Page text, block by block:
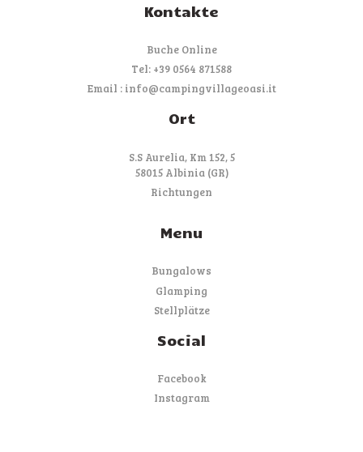
Kontakte
Buche Online
Tel: +39 0564 871588
Email : info@campingvillageoasi.it
Ort
S.S Aurelia, Km 152, 5
58015 Albinia (GR)
Richtungen
Menu
Bungalows
Glamping
Stellplätze
Social
Facebook
Instagram